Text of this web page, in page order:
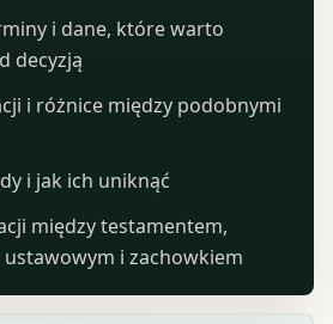
i dane, które warto
decyzją
i różnice między podobnymi
i jak ich uniknąć
między testamentem,
i zachowkiem